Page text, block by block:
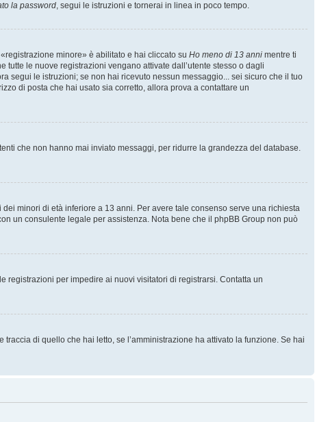
la password, segui le istruzioni e tornerai in linea in poco tempo.
minore» è abilitato e hai cliccato su Ho meno di 13 anni mentre ti
le nuove registrazioni vengano attivate dall’utente stesso o dagli
segui le istruzioni; se non hai ricevuto nessun messaggio... sei sicuro che il tuo
di posta che hai usato sia corretto, allora prova a contattare un
che non hanno mai inviato messaggi, per ridurre la grandezza del database.
minori di età inferiore a 13 anni. Per avere tale consenso serve una richiesta
un consulente legale per assistenza. Nota bene che il phpBB Group non può
registrazioni per impedire ai nuovi visitatori di registrarsi. Contatta un
di quello che hai letto, se l’amministrazione ha attivato la funzione. Se hai